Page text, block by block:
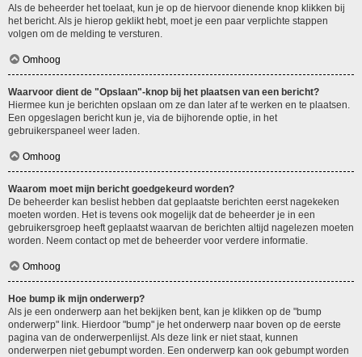
Als de beheerder het toelaat, kun je op de hiervoor dienende knop klikken bij
het bericht. Als je hierop geklikt hebt, moet je een paar verplichte stappen
volgen om de melding te versturen.
Omhoog
Waarvoor dient de "Opslaan"-knop bij het plaatsen van een bericht?
Hiermee kun je berichten opslaan om ze dan later af te werken en te plaatsen.
Een opgeslagen bericht kun je, via de bijhorende optie, in het
gebruikerspaneel weer laden.
Omhoog
Waarom moet mijn bericht goedgekeurd worden?
De beheerder kan beslist hebben dat geplaatste berichten eerst nagekeken
moeten worden. Het is tevens ook mogelijk dat de beheerder je in een
gebruikersgroep heeft geplaatst waarvan de berichten altijd nagelezen moeten
worden. Neem contact op met de beheerder voor verdere informatie.
Omhoog
Hoe bump ik mijn onderwerp?
Als je een onderwerp aan het bekijken bent, kan je klikken op de "bump
onderwerp" link. Hierdoor "bump" je het onderwerp naar boven op de eerste
pagina van de onderwerpenlijst. Als deze link er niet staat, kunnen
onderwerpen niet gebumpt worden. Een onderwerp kan ook gebumpt worden